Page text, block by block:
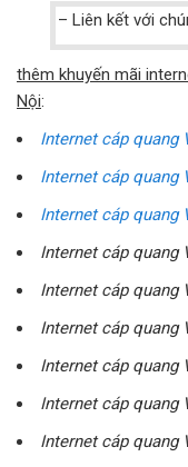
– Liên kết với
thêm khuyến mãi
Nội:
Internet cáp quang
Internet cáp quang
Internet cáp quang
Internet cáp quang
Internet cáp quang
Internet cáp quang
Internet cáp quang
Internet cáp quang
Internet cáp quang